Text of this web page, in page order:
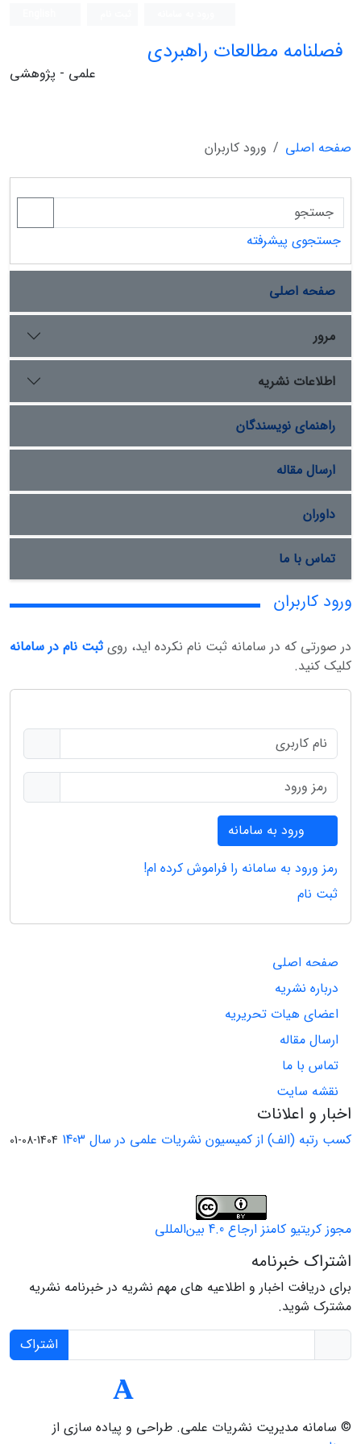
فصلنامه مطالعات راهبردی
علمی - پژوهشی
صفحه اصلی ورود کاربران
جستجوی پیشرفته
صفحه اصلی
مرور
اطلاعات نشریه
راهنمای نویسندگان
ارسال مقاله
داوران
تماس با ما
ورود کاربران
در صورتی که در سامانه ثبت نام نکرده اید، روی ثبت نام در سامانه
کلیک کنید.
ورود به سامانه
رمز ورود به سامانه را فراموش کرده ام!
ثبت نام
صفحه اصلی
درباره نشریه
اعضای هیات تحریریه
ارسال مقاله
تماس با ما
نقشه سایت
اخبار و اعلانات
کسب رتبه (الف) از کمیسیون نشریات علمی در سال 1403 1404-08-01
مجوز کریتیو کامنز ارجاع 4.0 بین‌المللی
اشتراک خبرنامه
برای دریافت اخبار و اطلاعیه های مهم نشریه در خبرنامه نشریه
مشترک شوید.
اشتراک
© سامانه مدیریت نشریات علمی. طراحی و پیاده سازی از